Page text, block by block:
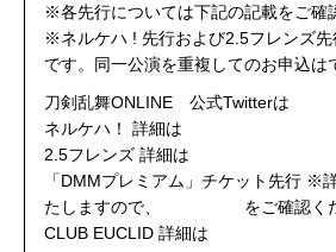
※各先行については下記の記載をご確
※ネルケハ ! 先行および2.5フレンズ
です。同一公演を重複してのお申込は
刀剣乱舞ONLINE 公式Twitterは
ネルケハ！ 詳細は
2.5フレンズ 詳細は
「DMMプレミアム」チケット先行 ※
たしますので、
をご確認く
CLUB EUCLID 詳細は